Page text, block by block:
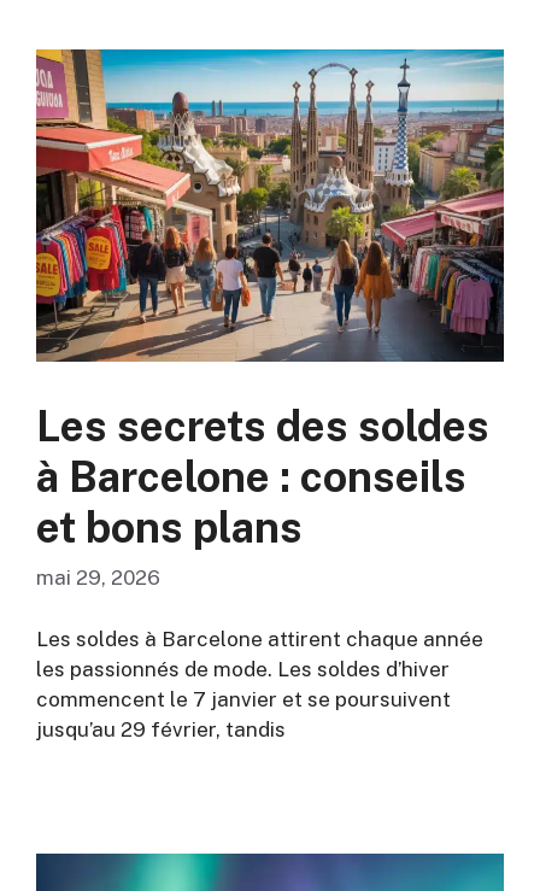
Les secrets des soldes
à Barcelone : conseils
et bons plans
mai 29, 2026
Les soldes à Barcelone attirent chaque année
les passionnés de mode. Les soldes d’hiver
commencent le 7 janvier et se poursuivent
jusqu’au 29 février, tandis